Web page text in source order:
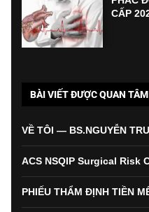
CẤP
BÀI VIẾT ĐƯỢC QUAN
VỀ TÔI — BS.NGUYỄN
ACS NSQIP Surgical Risk
PHIẾU THẨM ĐỊNH TIỀN